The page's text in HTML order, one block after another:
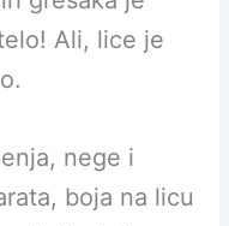
Ali, lice je
nege i
boja na licu